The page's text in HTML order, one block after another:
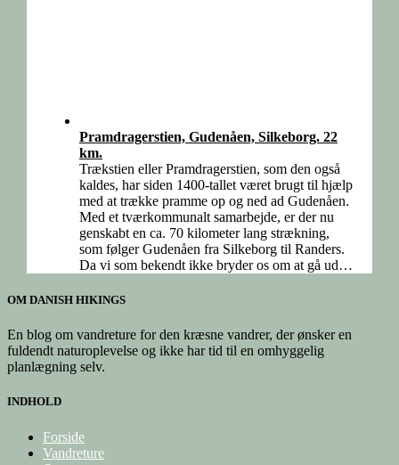
Pramdragerstien, Gudenåen, Silkeborg. 22
km.
Trækstien eller Pramdragerstien, som den også
kaldes, har siden 1400-tallet været brugt til hjælp
med at trække pramme op og ned ad Gudenåen.
Med et tværkommunalt samarbejde, er der nu
genskabt en ca. 70 kilometer lang strækning,
som følger Gudenåen fra Silkeborg til Randers.
Da vi som bekendt ikke bryder os om at gå ud…
OM DANISH HIKINGS
En blog om vandreture for den kræsne vandrer, der ønsker en
fuldendt naturoplevelse og ikke har tid til en omhyggelig
planlægning selv.
INDHOLD
Forside
Vandreture